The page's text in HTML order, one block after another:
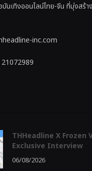
นเทิงออนไลน์ไทย-จีน ที่มุ่งสร้
inc.com
THHeadline X Frozen
Exclusive Interview
06/08/2026